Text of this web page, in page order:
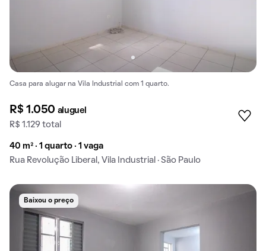
Casa para alugar na Vila Industrial com 1 quarto.
R$ 1.050 aluguel
R$ 1.129 total
40 m² · 1 quarto · 1 vaga
Rua Revolução Liberal, Vila Industrial · São Paulo
Baixou o preço